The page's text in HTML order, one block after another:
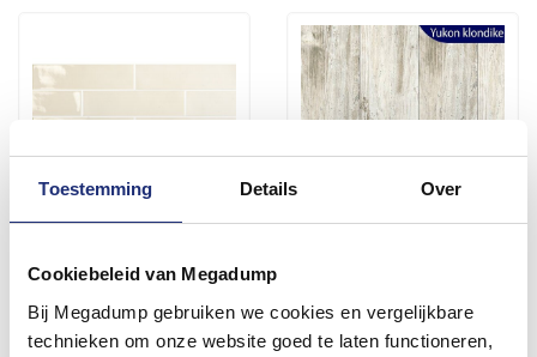
Toestemming Details Over
Cookiebeleid van Megadump
Bij Megadump gebruiken we cookies en vergelijkbare
technieken om onze website goed te laten functioneren,
Ravello Ivory Keramiek
Per M2)
2 - 3 Weken
per m2)
4 - 6 weken